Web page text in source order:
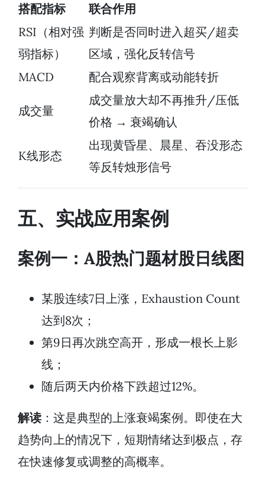
搭配指标
联合作用
RSI（相对强
弱指标）
判断是否同时进入超买/超卖
区域，强化反转信号
MACD
配合观察背离或动能转折
成交量
成交量放大却不再推升/压低
价格 → 衰竭确认
K线形态
出现黄昏星、晨星、吞没形态
等反转烛形信号
五、实战应用案例
案例一：A股热门题材股日线图
某股连续7日上涨，Exhaustion Count
达到8次；
第9日再次跳空高开，形成一根长上影
线；
随后两天内价格下跌超过12%。
解读 ：这是典型的上涨衰竭案例。即使在大
趋势向上的情况下，短期情绪达到极点，存
在快速修复或调整的高概率。